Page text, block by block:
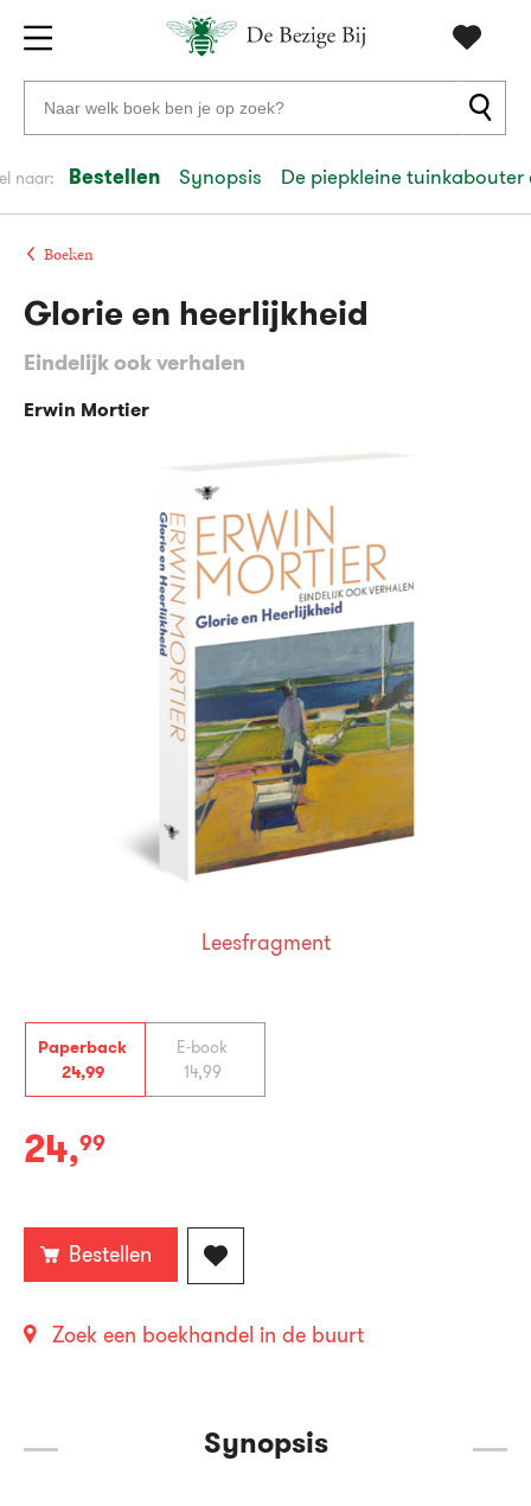
Gratis
verzending
vanaf
20
euro
Voor
23:59
volgendein
Veilig
Gratis
retourneren
Zoeken
naar
auteurs
en
uitgevers
naar: Bestellen Synopsis De piepkleine
Boeken
Paperback
24,99
E-book
14,99
Paperback:
24,99
Bestellen
Zoek een boekhandel in de buurt
Glorie en heerlijkheid
Eindelijk ook verhalen
Erwin Mortier
Leesfragment
Synopsis